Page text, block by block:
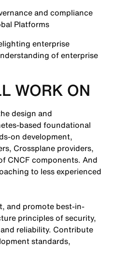
and compliance
Platforms
enterprise
of enterprise
WORK ON
design and
based foundational
on development,
Crossplane providers,
CNCF components. And
to less experienced
and promote best-in-
principles of security,
reliability. Contribute
standards,